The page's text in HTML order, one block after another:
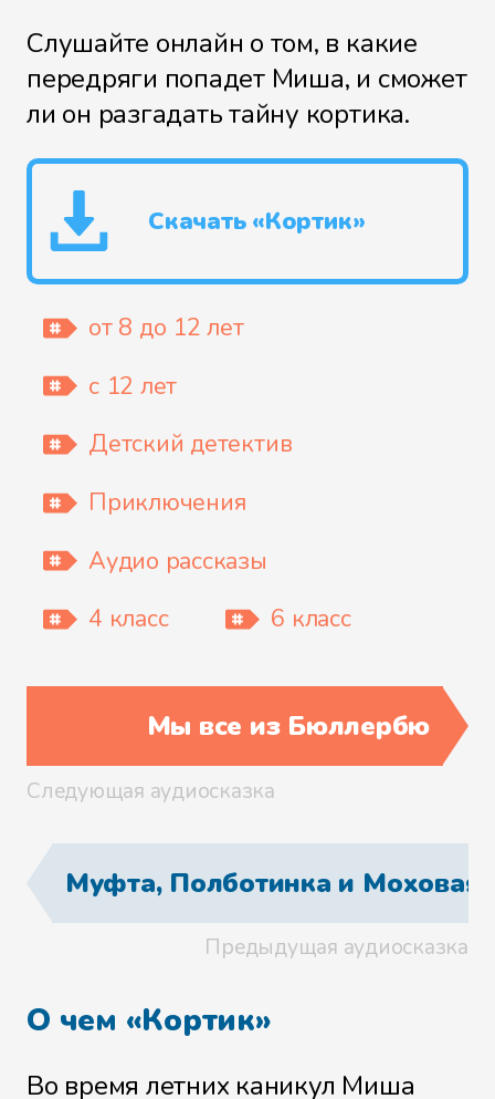
Слушайте онлайн о том, в какие
передряги попадет Миша, и сможет
ли он разгадать тайну кортика.
Скачать «Кортик»
от 8 до 12 лет
с 12 лет
Детский детектив
Приключения
Аудио рассказы
4 класс
6 класс
Мы все из Бюллербю
Следующая аудиосказка
Муфта, Полботинка и Моховая
Предыдущая аудиосказка
О чем «Кортик»
Во время летних каникул Миша